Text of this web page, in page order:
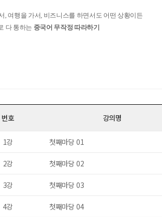
, 여행을 가서, 비즈니스를 하면서도 어떤 상황이든
다 통하는 중국어 무작정 따라하기
번호 강의명
1강 첫째마당 01
2강 첫째마당 02
3강 첫째마당 03
4강 첫째마당 04